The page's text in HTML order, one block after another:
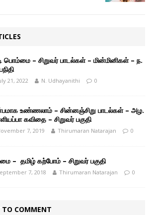
பொம்மை – சிறுவர் பாடல்கள் – மின்மினிகள் – ந.
21, 2022 N. Udhayanithi 0
உண்ணலாம் – சின்னஞ்சிறு பாடல்கள் – அழ.
கவிதை – சிறுவர் பகுதி
7, 2019 Thirumaran Natarajan 0
– தமிழ் கற்போம் – சிறுவர் பகுதி
7, 2018 Thirumaran Natarajan 0
TO COMMENT